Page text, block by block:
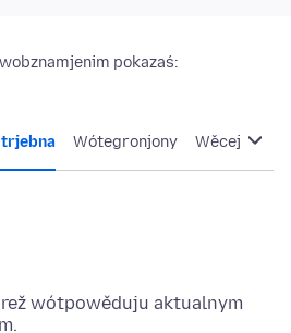
pokazaś:
trjebna Wótegronjony Wěcej
wótpowěduju aktualnym